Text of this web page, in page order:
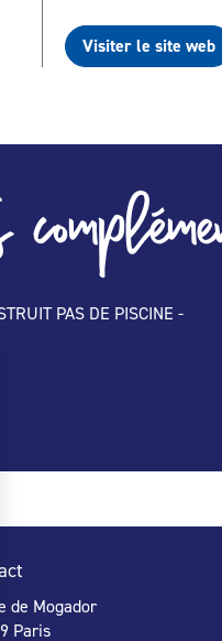
Visiter le site web
PAS DE PISCINE -
de Mogador
Paris